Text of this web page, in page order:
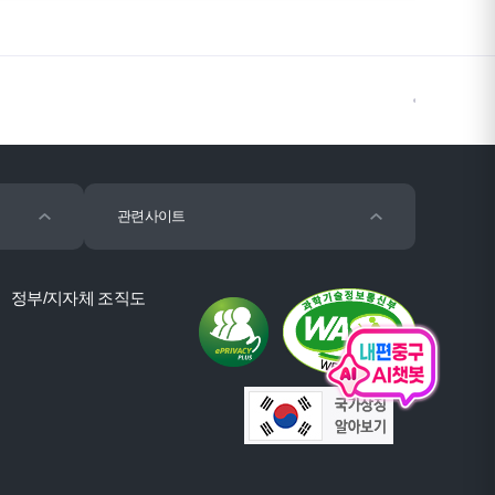
관련사이트
정부/지자체 조직도